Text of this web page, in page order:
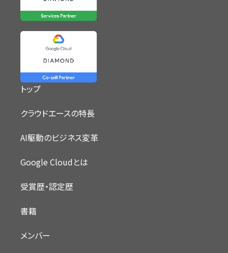
トップ
クラウドエースの特長
AI駆動のビジネス変革
Google Cloudとは
受賞歴・認定歴
書籍
メンバー